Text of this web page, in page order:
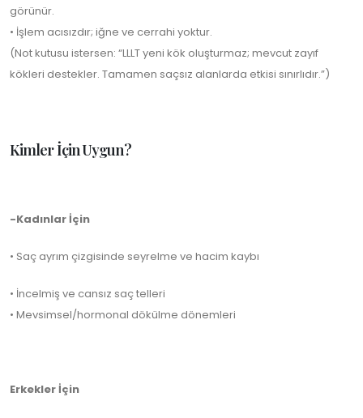
görünür.
• İşlem acısızdır; iğne ve cerrahi yoktur.
(Not kutusu istersen: “LLLT yeni kök oluşturmaz; mevcut zayıf
kökleri destekler. Tamamen saçsız alanlarda etkisi sınırlıdır.”)
Kimler İçin Uygun?
-Kadınlar İçin
• Saç ayrım çizgisinde seyrelme ve hacim kaybı
• İncelmiş ve cansız saç telleri
• Mevsimsel/hormonal dökülme dönemleri
Erkekler İçin